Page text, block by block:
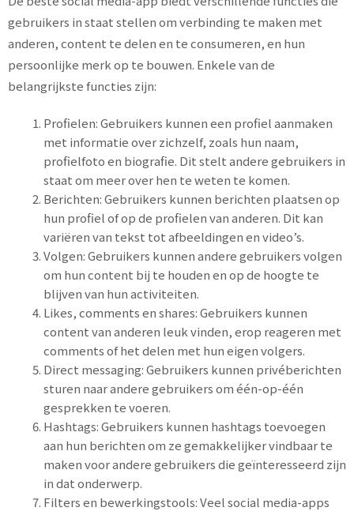
gebruikers in staat stellen om verbinding te maken met
anderen, content te delen en te consumeren, en hun
persoonlijke merk op te bouwen. Enkele van de
belangrijkste functies zijn:
Profielen: Gebruikers kunnen een profiel aanmaken
met informatie over zichzelf, zoals hun naam,
profielfoto en biografie. Dit stelt andere gebruikers in
staat om meer over hen te weten te komen.
Berichten: Gebruikers kunnen berichten plaatsen op
hun profiel of op de profielen van anderen. Dit kan
variëren van tekst tot afbeeldingen en video’s.
Volgen: Gebruikers kunnen andere gebruikers volgen
om hun content bij te houden en op de hoogte te
blijven van hun activiteiten.
Likes, comments en shares: Gebruikers kunnen
content van anderen leuk vinden, erop reageren met
comments of het delen met hun eigen volgers.
Direct messaging: Gebruikers kunnen privéberichten
sturen naar andere gebruikers om één-op-één
gesprekken te voeren.
Hashtags: Gebruikers kunnen hashtags toevoegen
aan hun berichten om ze gemakkelijker vindbaar te
maken voor andere gebruikers die geïnteresseerd zijn
in dat onderwerp.
Filters en bewerkingstools: Veel social media-apps